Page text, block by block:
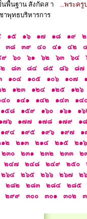
พื้นฐาน สังกัดส า
าพุทธบริหารการ
...พระครู
๑๕ ๑๖ ๑๗ ๑๘ ๑๙
๓๘ ๓๙ ๔๐ ๔๑ ๔๒
๙ ๖๐ ๖๑ ๖๒ ๖๓ ๖๔
๘๓ ๘๔ ๘๕ ๘๖ ๘๗
๑๐๔ ๑๐๕ ๑๐๖ ๑๐๗
๒ ๑๒๓ ๑๒๔ ๑๒๕ ๑๒๖
๔๐ ๑๔๑ ๑๔๒ ๑๔๓ ๑๔
๑๕๘ ๑๕๙ ๑๖๐ ๑๖๑ ๑
๗๖ ๑๗๗ ๑๗๘ ๑๗๙ ๑
๑๙๔ ๑๙๕ ๑๙๖ ๑๙๗ ๑
๒ ๒๑๓ ๒๑๔ ๒๑๕ ๒๑๖
๒๓๐ ๒๓๑ ๒๓๒ ๒๓๓ ๒
๒๔๗ ๒๔๘ ๒๔๙ ๒๕๐
๒๖๔ ๒๖๕ ๒๖๖ ๒๖๗ ๒
๒๘๒ ๒๘๓ ๒๘๔ ๒๘๕
๒๙๙ ๓๐๐ ๓๐๑ ๓๐๒